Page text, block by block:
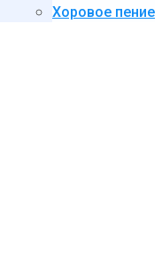
Хоровое пение